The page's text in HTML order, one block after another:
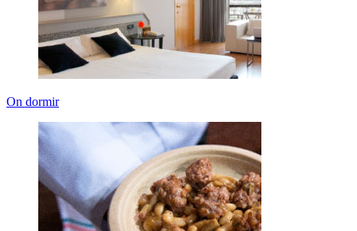
On dormir